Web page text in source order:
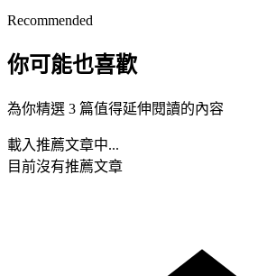
Recommended
你可能也喜歡
為你精選 3 篇值得延伸閱讀的內容
載入推薦文章中...
目前沒有推薦文章